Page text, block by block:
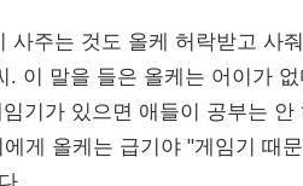
주는 것도 올케 허락받고 사
이 말을 들은 올케는 어이가
기가 있으면 애들이 공부는 안
게 올케는 급기야 "게임기 때
.